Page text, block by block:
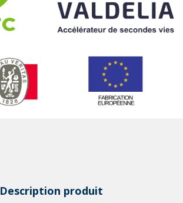
Description produit